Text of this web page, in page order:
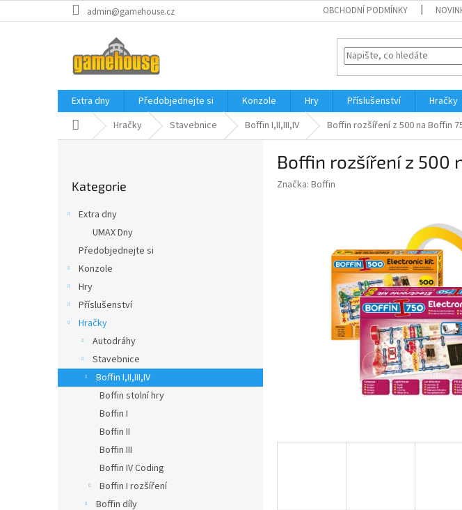
na
admin@gamehouse.cz OBCHODNÍ PODMÍNKY
Extra dny Předobjednejte si Konzole Hry Příslušenství Hračky
Domů Hračky Stavebnice Boffin I,II,III,IV Boffin rozšíření z 500 na Boffin
kategorie
Kategorie
Extra dny
UMAX Dny
Předobjednejte si
Konzole
Hry
Příslušenství
Hračky
Autodráhy
Stavebnice
Boffin I,II,III,IV
Boffin stolní hry
Boffin I
Boffin II
Boffin III
Boffin IV Coding
Boffin I rozšíření
Boffin díly
Boffin rozšíření z 500
Značka: Boffin